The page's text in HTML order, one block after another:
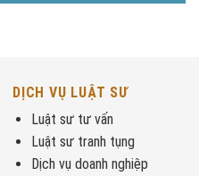
DỊCH VỤ LUẬT SƯ
Luật sư tư vấn
Luật sư tranh tụng
Dịch vụ doanh nghiệp